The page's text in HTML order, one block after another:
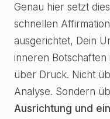
Genau hier setzt
schnellen
ausgerichtet, Dein
inneren
über Druck. Nicht
Analyse. Sondern
Ausrichtung und